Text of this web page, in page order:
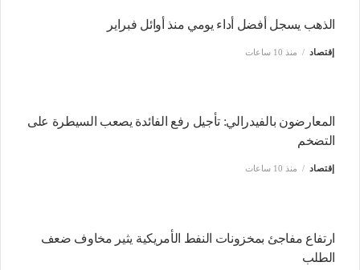
الذهب يسجل أفضل أداء يومي منذ أوائل فبراير
إقتصاد منذ 10 ساعات
المعارضون بالفيدرالي: تأجيل رفع الفائدة يصعب السيطرة على
التضخم
إقتصاد منذ 10 ساعات
ارتفاع مفاجئ بمخزونات النفط الأمريكية يثير مخاوف ضعف
الطلب